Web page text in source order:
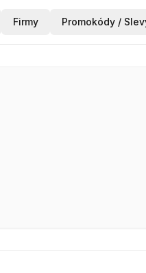
Firmy Promokódy /